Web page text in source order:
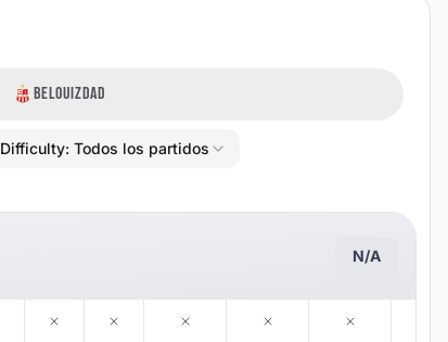
BELOUIZDAD
Difficulty: Todos los partidos
N/A